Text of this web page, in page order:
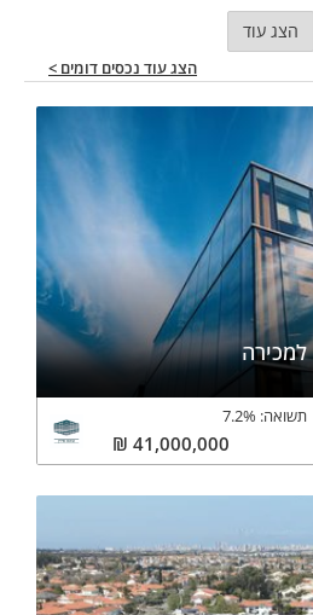
הצג עוד
הצג עוד נכסים דומים >
למכירה
תשואה: 7.2%
41,000,000
₪